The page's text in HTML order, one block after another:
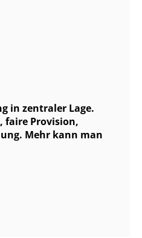
in zentraler Lage.
faire Provision,
Mehr kann man